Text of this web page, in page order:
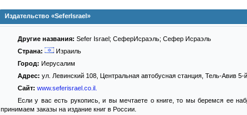
Издательство «SeferIsrael»
Другие названия: Sefer Israel; СеферИсраэль; Сефер Исраэль
Страна:
Израиль
Город: Иерусалим
Адрес: ул. Левинский 108, Центральная автобусная станция, Тель-Авив
Сайт: www.seferisrael.co.il.
Если у вас есть рукопись, и вы мечтаете о книге, то мы беремся ее
принимаем заказы на издание книг в России.